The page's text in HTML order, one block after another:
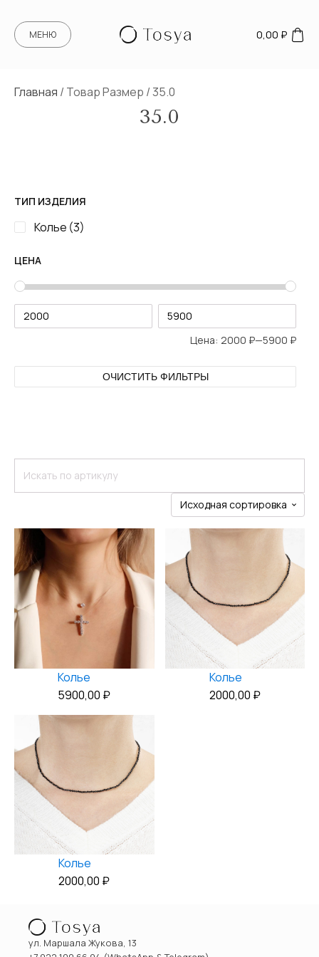
МЕНЮ 0,00 ₽
Главная / Товар Размер / 35.0
35.0
ТИП ИЗДЕЛИЯ
Колье (3)
ЦЕНА
Цена: 2000 ₽—5900 ₽
ОЧИСТИТЬ ФИЛЬТРЫ
Колье
5900,00 ₽
Колье
2000,00 ₽
Колье
2000,00 ₽
ул. Маршала Жукова, 13